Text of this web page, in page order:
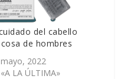
del cabello
de hombres
2022
«A LA ÚLTIMA»